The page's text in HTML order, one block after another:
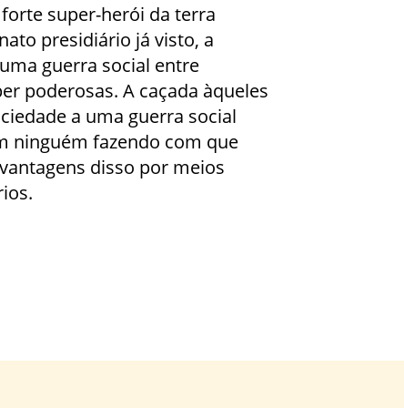
super-herói da terra
presidiário já visto, a
guerra social entre
poderosas. A caçada àqueles
a uma guerra social
ninguém fazendo com que
disso por meios